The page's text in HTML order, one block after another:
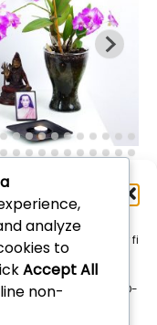
tehnologii, cum ar fi
despre
tehnologii ne permite
de navigare sau ID-
sau îți
negative asupra
analyze
to
Accept All
non-